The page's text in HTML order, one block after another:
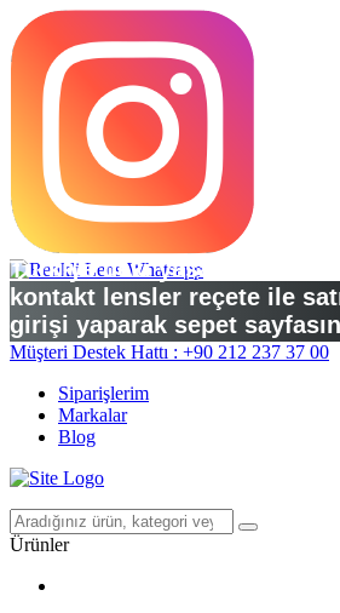
Türkiye’deki yasal
kontakt lensler reçete ile
girişi yaparak sepet
yükleyebilirsiniz.
Müşteri Destek Hattı : +90 212 237 37 00
Siparişlerim
Markalar
Blog
Ürünler